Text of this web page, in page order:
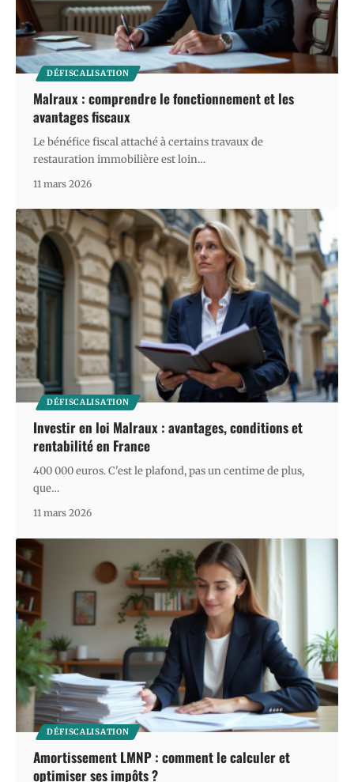
DÉFISCALISATION
Malraux : comprendre le fonctionnement et les
avantages fiscaux
Le bénéfice fiscal attaché à certains travaux de
restauration immobilière est loin…
11 mars 2026
DÉFISCALISATION
Investir en loi Malraux : avantages, conditions et
rentabilité en France
400 000 euros. C'est le plafond, pas un centime de plus,
que…
11 mars 2026
DÉFISCALISATION
Amortissement LMNP : comment le calculer et
optimiser ses impôts ?